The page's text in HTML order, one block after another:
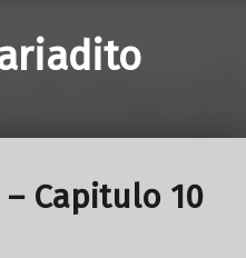
Capitulo 10